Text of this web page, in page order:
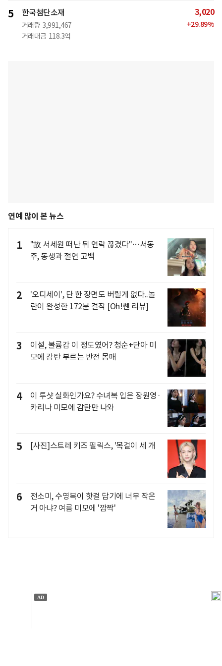
5 한국첨단소재
거래량 3,991,467
거래대금 118.3억
3,020
+29.89%
연예 많이 본 뉴스
1
"故 서세원 떠난 뒤 연락 끊겼다"…서동
주, 동생과 절연 고백
2
'오디세이', 단 한 장면도 버릴게 없다..놀
란이 완성한 172분 걸작 [Oh!쎈 리뷰]
3
이설, 볼륨감 이 정도였어? 청순+단아 미
모에 감탄 부르는 반전 몸매
4
이 투샷 실화인가요? 수녀복 입은 장원영·
카리나 미모에 감탄만 나와
5 [사진]스트레 키즈 필릭스, '목걸이 세 개
6
전소미, 수영복이 핫걸 담기에 너무 작은
거 아냐? 여름 미모에 '깜짝'